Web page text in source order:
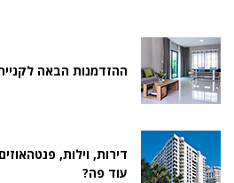
ההזדמנות הבאה
דירות, וילות,
עוד פה?